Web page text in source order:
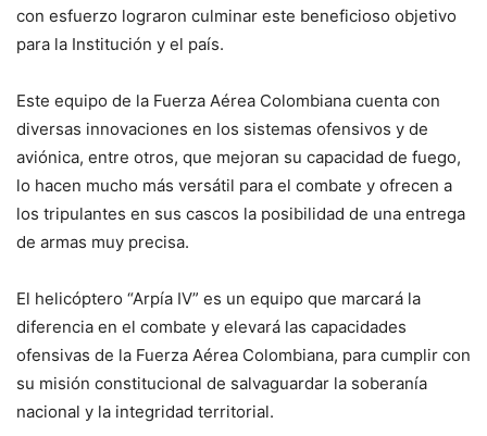
con esfuerzo lograron culminar este beneficioso objetivo
para la Institución y el país.
Este equipo de la Fuerza Aérea Colombiana cuenta con
diversas innovaciones en los sistemas ofensivos y de
aviónica, entre otros, que mejoran su capacidad de fuego,
lo hacen mucho más versátil para el combate y ofrecen a
los tripulantes en sus cascos la posibilidad de una entrega
de armas muy precisa.
El helicóptero “Arpía IV” es un equipo que marcará la
diferencia en el combate y elevará las capacidades
ofensivas de la Fuerza Aérea Colombiana, para cumplir con
su misión constitucional de salvaguardar la soberanía
nacional y la integridad territorial.